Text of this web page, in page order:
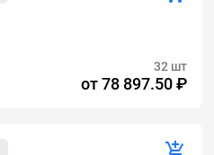
32 шт
от78 897.50 ₽